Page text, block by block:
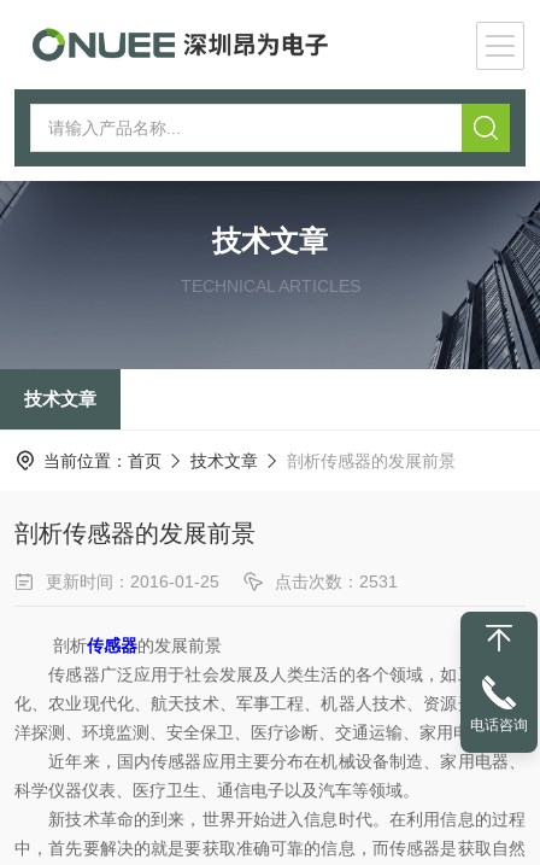
技术文章
TECHNICAL ARTICLES
技术文章
当前位置： 首页 技术文章 剖析传感器的发展前景
剖析传感器的发展前景
更新时间：2016-01-25 点击次数：2531
剖析传感器的发展前景
传感器广泛应用于社会发展及人类生活的各个领域，如工业自动
化、农业现代化、航天技术、军事工程、机器人技术、资源开发、海
洋探测、环境监测、安全保卫、医疗诊断、交通运输、家用电器等。
近年来，国内传感器应用主要分布在机械设备制造、家用电器、
科学仪器仪表、医疗卫生、通信电子以及汽车等领域。
新技术革命的到来，世界开始进入信息时代。在利用信息的过程
中，首先要解决的就是要获取准确可靠的信息，而传感器是获取自然
电话咨询